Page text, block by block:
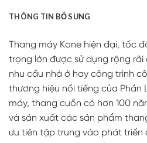
THÔNG TIN BỔ SUNG
Thang máy Kone hiện đại, tốc
trọng lớn được sử dụng rộng
nhu cầu nhà ở hay công trình
thương hiệu nổi tiếng của Phần
máy, thang cuốn có hơn 100
và sản xuất các sản phẩm
ưu tiên tập trung vào phát triển